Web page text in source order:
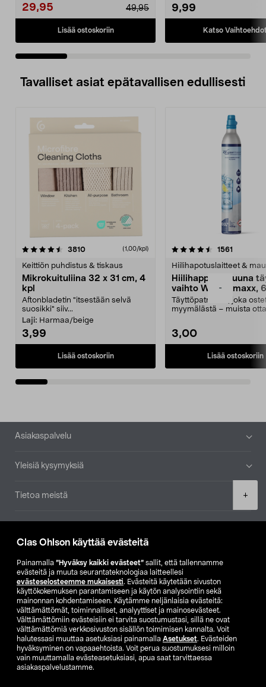
Clas Ohlson käyttää evästeitä
Painamalla ”Hyväksy kaikki evästeet” sallit, että tallennamme
evästeitä ja muuta seurantateknologiaa laitteellesi
evästeselosteemme mukaisesti. Evästeitä käytetään sivuston
käyttökokemuksen parantamiseen ja käytön analysointiin sekä
mainonnan kohdentamiseen. Käytämme neljänlaisia evästeitä:
välttämättömät, toiminnalliset, analyyttiset ja mainosevästeet.
Välttämättömiin evästeisiin ei tarvita suostumustasi, sillä ne ovat
välttämättömiä verkkosivuston sisällön toimimisen kannalta. Voit
halutessasi muuttaa asetuksiasi painamalla Asetukset. Evästeiden
hyväksyminen on vapaaehtoista. Voit perua suostumuksesi milloin
vain muuttamalla evästeasetuksiasi, apua saat tarvittaessa
asiakaspalvelustamme.
-
+
29,95 49,95
Lisää ostoskoriin
9,99
Katso
Tavalliset asiat epätavallisen edullisesti
3810arvostelut (1,00/kpl)
Keittiön puhdistus & tiskaus
Mikrokuituliina 32 x 31 cm, 4
kpl
Aftonbladetin "itsestään selvä
suosikki" siiv...
Laji: Harmaa/beige
3,99
Lisää ostoskoriin
4.5viidestä
1561
Hiilihapotuslaitteet &
Hiilihappopatruuna
vaihto Wassermaxx,
Täyttöpatruuna, joka
myymälästä – muista
3,00
Lisää ostoskoriin
4.5viidestä
Alatunniste
Asiakaspalvelu
Yleisiä kysymyksiä
Tietoa meistä
Etsi myymälä
SE NO FI
FI SV